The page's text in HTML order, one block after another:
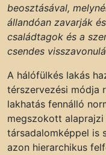
beosztásával,
állandóan zavarják
családtagok és a
csendes
A hálófülkés lakás
térszervezési módja
lakhatás fennálló
megszokott
társadalomképpel is
azon hierarchikus